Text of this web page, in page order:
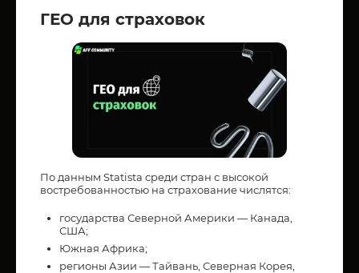
ГЕО для страховок
По данным Statista среди стран с высокой
востребованностью на страхование числятся:
государства Северной Америки — Канада,
США;
Южная Африка;
регионы Азии — Тайвань, Северная Корея,